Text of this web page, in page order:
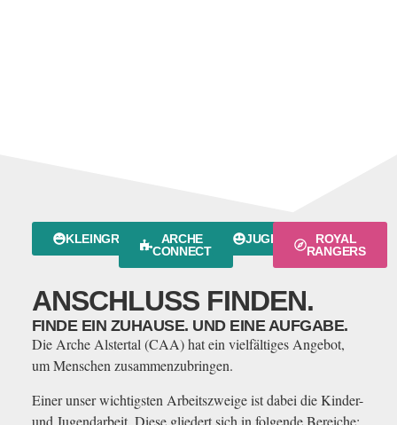
KLEINGRUPPEN
ARCHE
CONNECT
JUGEND
ROYAL
RANGERS
ANSCHLUSS FINDEN.
FINDE EIN ZUHAUSE. UND EINE AUFGABE.
Die Arche Alstertal (CAA) hat ein vielfältiges Angebot,
um Menschen zusammenzubringen.
Einer unser wichtigsten Arbeitszweige ist dabei die Kinder-
und Jugendarbeit. Diese gliedert sich in folgende Bereiche: